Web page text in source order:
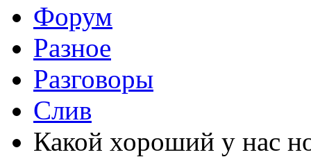
Форум
Разное
Разговоры
Слив
Какой хороший у нас